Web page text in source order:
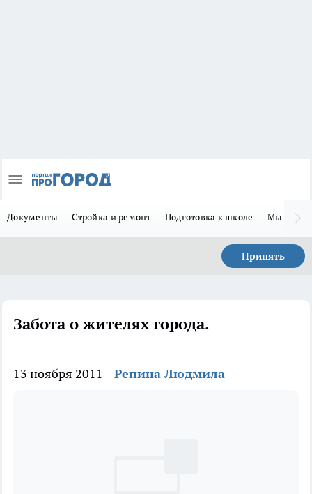
Документы Стройка и ремонт Подготовка к школе Мы в MAX
Принять
Забота о жителях города.
13 ноября 2011 Репина Людмила